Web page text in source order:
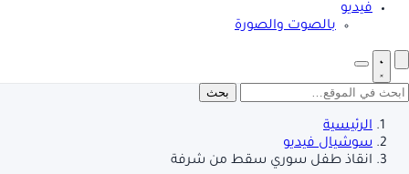
فيديو
بالصوت والصورة
بحث
الرئيسية
سوشيال فيديو
انقاذ طفل سوري سقط من شرفة